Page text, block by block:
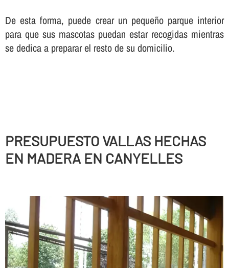
De esta forma, puede crear un pequeño parque interior
para que sus mascotas puedan estar recogidas mientras
se dedica a preparar el resto de su domicilio.
PRESUPUESTO VALLAS HECHAS
EN MADERA EN CANYELLES